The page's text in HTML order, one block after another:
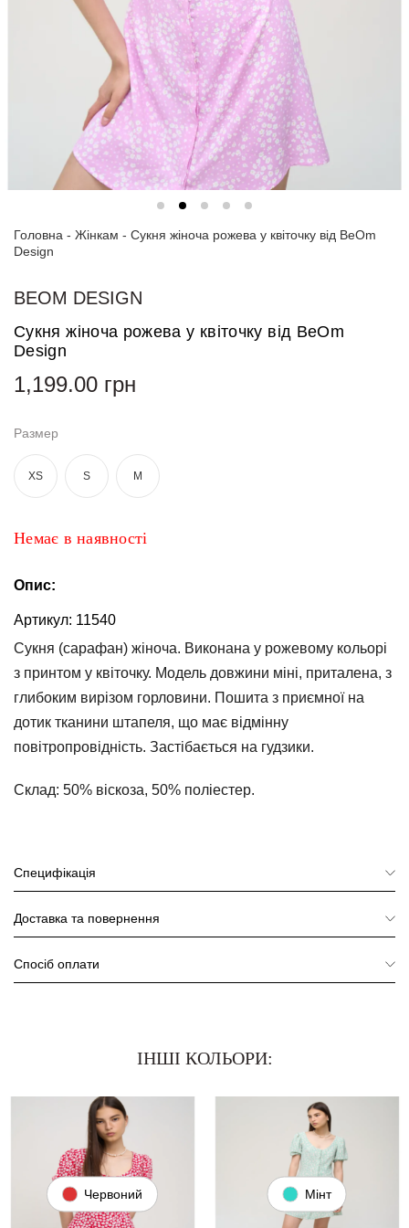
світшоти
Блузи
сорочки
Сукні
та
костюми
Футболки
та поло
брюки
Топи
боді
Спідня
Туніки та
комбінезони
Спідниці
Піжами
Головна - Жінкам - Сукня жіноча рожева у квіточку від BeOm
Design
BEOM DESIGN
Сукня жіноча рожева у квіточку від BeOm
Design
1,199.00 грн
Размер
XS S M
Немає в наявності
Опис:
Артикул: 11540
Сукня (сарафан) жіноча. Виконана у рожевому кольорі
з принтом у квіточку. Модель довжини міні, приталена, з
глибоким вирізом горловини. Пошита з приємної на
дотик тканини штапеля, що має відмінну
повітропровідність. Застібається на гудзики.
Склад: 50% віскоза, 50% поліестер.
Специфікація
Доставка та повернення
Спосіб оплати
ІНШІ КОЛЬОРИ:
Червоний Мінт